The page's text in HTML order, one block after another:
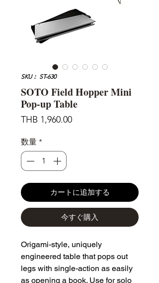
SKU： ST-630
SOTO Field Hopper Mini
Pop-up Table
THB 1,960.00価
数量 *
カートに追加する
今すぐ購入
Origami-style, uniquely
engineered table that pops out
legs with single-action as easily
as opening a book. Use for solo